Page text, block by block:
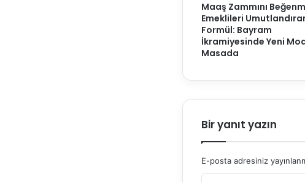
Maaş Zammını
Emeklileri
Formül: Bayram
İkramiyesinde Yeni
Masada
Bir yanıt yazın
E-posta adresiniz